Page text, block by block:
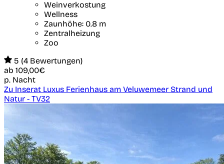
Weinverkostung
Wellness
Zaunhöhe: 0.8 m
Zentralheizung
Zoo
5 (4 Bewertungen)
ab 109,00€
p. Nacht
Zu Inserat Luxus Ferienhaus am Veluwemeer Strand und
Natur - TV32